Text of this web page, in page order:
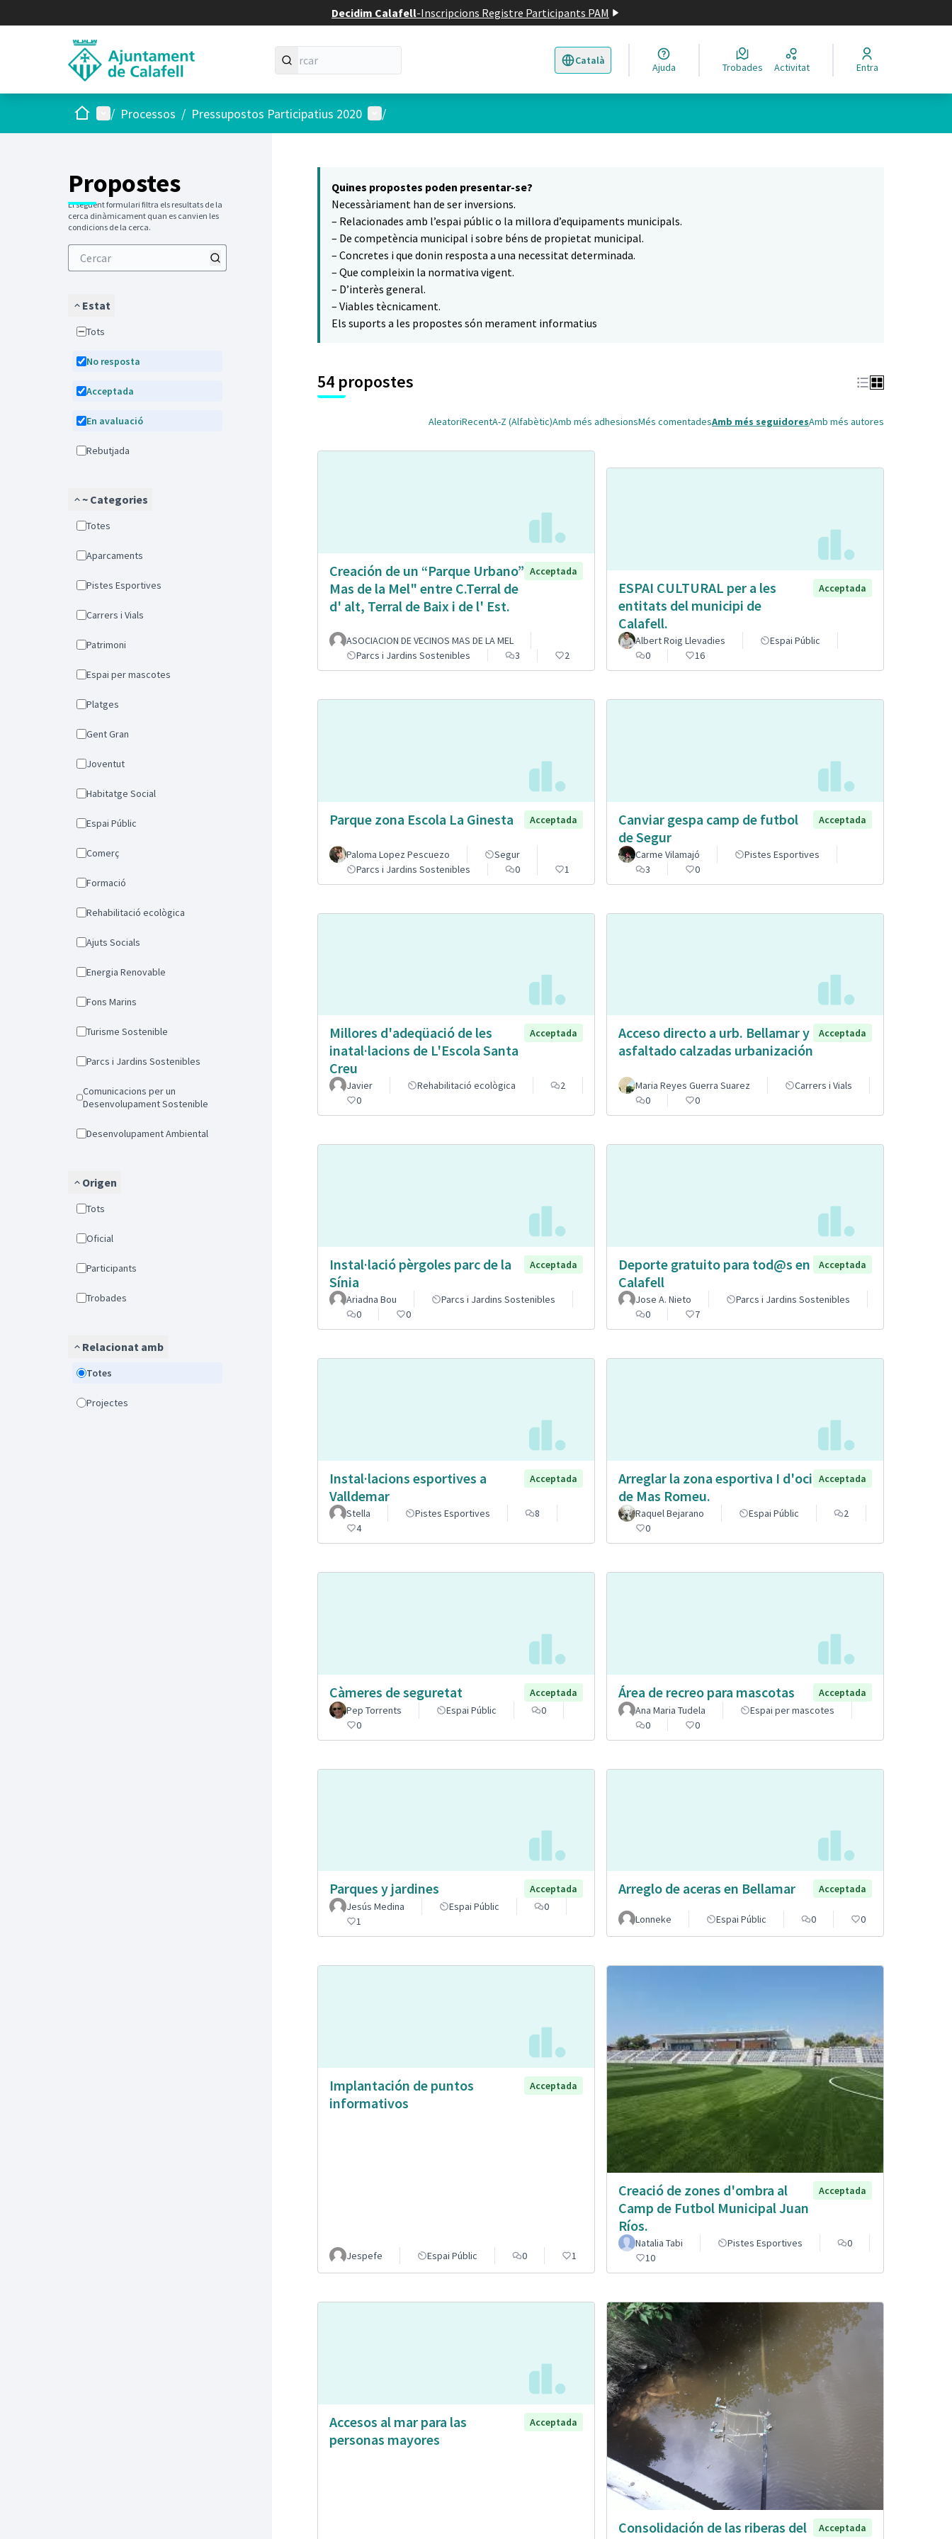
Decidim Calafell-Inscripcions Registre Participants PAM
Català
Triar la llengua Elegir el idioma
Ajuda Trobades Activitat Entra
Inici Menú principal
/ Processos / Pressupostos Participatius 2020 Menú d'usuari
/
Propostes
El següent formulari filtra els resultats de la
cerca dinàmicament quan es canvien les
condicions de la cerca.
Estat
Tots
No resposta
Acceptada
En avaluació
Rebutjada
~ Categories
Totes
Aparcaments
Pistes Esportives
Carrers i Vials
Patrimoni
Espai per mascotes
Platges
Gent Gran
Joventut
Habitatge Social
Espai Públic
Comerç
Formació
Rehabilitació ecològica
Ajuts Socials
Energia Renovable
Fons Marins
Turisme Sostenible
Parcs i Jardins Sostenibles
Comunicacions per un
Desenvolupament Sostenible
Desenvolupament Ambiental
Origen
Tots
Oficial
Participants
Trobades
Relacionat amb
Totes
Projectes
5
Quines propostes poden presentar-se?
Necessàriament han de ser inversions.
– Relacionades amb l’espai públic o la millora d’equipaments municipals.
– De competència municipal i sobre béns de propietat municipal.
– Concretes i que donin resposta a una necessitat determinada.
– Que compleixin la normativa vigent.
– D’interès general.
– Viables tècnicament.
Els suports a les propostes són merament informatius
54 propostes
AleatoriRecentA-Z (Alfabètic)Amb més adhesionsMés comentadesAmb més seguidoresAmb més autores
Creación de un “Parque Urbano”
Mas de la Mel" entre C.Terral de
d' alt, Terral de Baix i de l' Est.
Acceptada
ASOCIACION DE VECINOS MAS DE LA MEL
Parcs i Jardins Sostenibles
3 2
ESPAI CULTURAL per a les
entitats del municipi de
Calafell.
Acceptada
Albert Roig Llevadies
Espai Públic
0
16
Parque zona Escola La Ginesta Acceptada
Paloma Lopez Pescuezo
Segur
Parcs i Jardins Sostenibles
0 1
Canviar gespa camp de futbol
de Segur
Acceptada
Carme Vilamajó
Pistes Esportives
3
0
Millores d'adeqüació de les
inatal·lacions de L'Escola Santa
Creu
Acceptada
Javier Rehabilitació ecològica
2
0
Acceso directo a urb. Bellamar y
asfaltado calzadas urbanización
Acceptada
Maria Reyes Guerra Suarez
Carrers i Vials
0
0
Instal·lació pèrgoles parc de la
Sínia
Acceptada
Ariadna Bou
Parcs i Jardins Sostenibles
0
0
Deporte gratuito para tod@s en
Calafell
Acceptada
Jose A. Nieto
Parcs i Jardins Sostenibles
0
7
Instal·lacions esportives a
Valldemar
Acceptada
Stella Pistes Esportives
8
4
Arreglar la zona esportiva I d'oci
de Mas Romeu.
Acceptada
Raquel Bejarano Espai Públic
2
0
Càmeres de seguretat
Acceptada
Pep Torrents
Espai Públic
0
0
Área de recreo para mascotas
Acceptada
Ana Maria Tudela
Espai per mascotes
0
0
Parques y jardines
Acceptada
Jesús Medina
Espai Públic
0
1
Arreglo de aceras en Bellamar Acceptada
Lonneke Espai Públic 0 0
Implantación de puntos
informativos
Acceptada
Jespefe Espai Públic 0 1
Creació de zones d'ombra al
Camp de Futbol Municipal Juan
Ríos.
Acceptada
Natalia Tabi Pistes Esportives
0
10
Accesos al mar para las
personas mayores
Acceptada
Consolidación de las riberas del
Acceptada